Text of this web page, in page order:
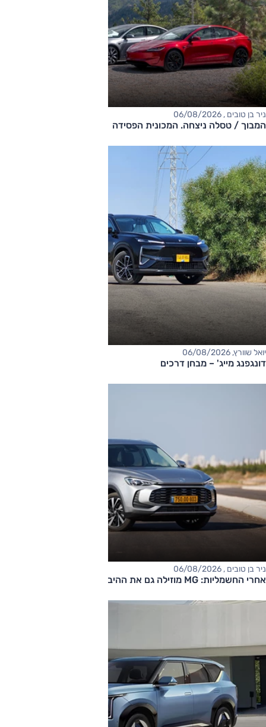
ניר בן טובים , 06/08/2026
המבוך / טסלה ניצחה. המכונית הפסידה
יואל שוורץ, 06/08/2026
דונגפנג מייג' – מבחן דרכים
ניר בן טובים , 06/08/2026
אחרי החשמליות: MG מוזילה גם את ההיברידיות